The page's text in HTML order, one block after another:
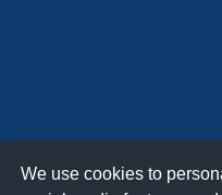
We use cookies to